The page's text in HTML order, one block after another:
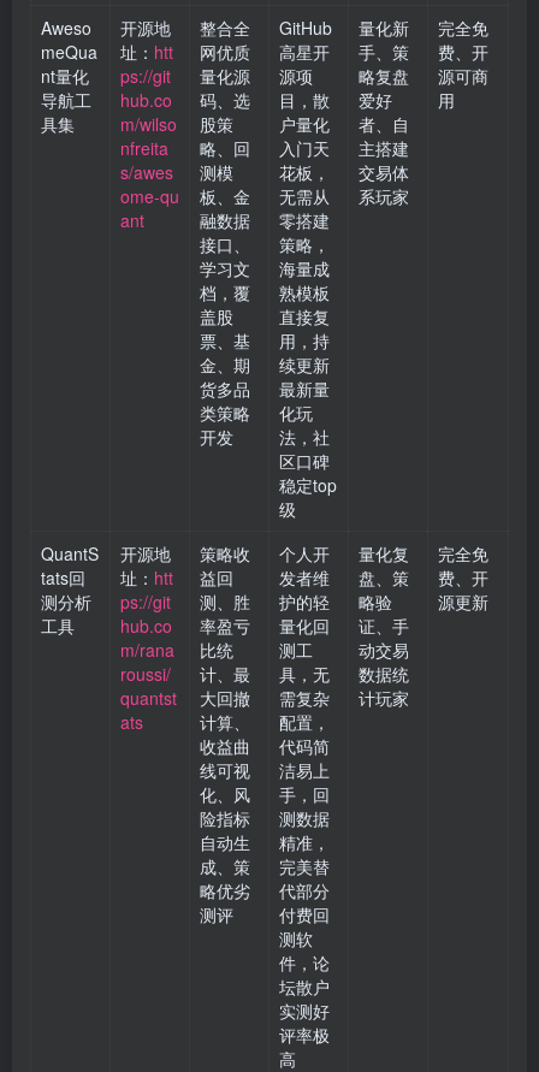
Aweso
meQua
nt量化
导航工
具集
开源地
址： htt
ps://git
hub.co
m/wilso
nfreita
s/awes
ome-qu
ant
整合全
网优质
量化源
码、选
股策
略、回
测模
板、金
融数据
接口、
学习文
档，覆
盖股
票、基
金、期
货多品
类策略
开发
GitHub
高星开
源项
目，散
户量化
入门天
花板，
无需从
零搭建
策略，
海量成
熟模板
直接复
用，持
续更新
最新量
化玩
法，社
区口碑
稳定top
级
量化新
手、策
略复盘
爱好
者、自
主搭建
交易体
系玩家
完全免
费、开
源可商
用
QuantS
tats回
测分析
工具
开源地
址： htt
ps://git
hub.co
m/rana
roussi/
quantst
ats
策略收
益回
测、胜
率盈亏
比统
计、最
大回撤
计算、
收益曲
线可视
化、风
险指标
自动生
成、策
略优劣
测评
个人开
发者维
护的轻
量化回
测工
具，无
需复杂
配置，
代码简
洁易上
手，回
测数据
精准，
完美替
代部分
付费回
测软
件，论
坛散户
实测好
评率极
高
量化复
盘、策
略验
证、手
动交易
数据统
计玩家
完全免
费、开
源更新